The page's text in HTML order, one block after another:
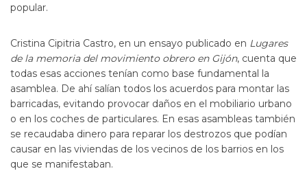
popular.
Cristina Cipitria Castro, en un ensayo publicado en Lugares
de la memoria del movimiento obrero en Gijón, cuenta que
todas esas acciones tenían como base fundamental la
asamblea. De ahí salían todos los acuerdos para montar las
barricadas, evitando provocar daños en el mobiliario urbano
o en los coches de particulares. En esas asambleas también
se recaudaba dinero para reparar los destrozos que podían
causar en las viviendas de los vecinos de los barrios en los
que se manifestaban.